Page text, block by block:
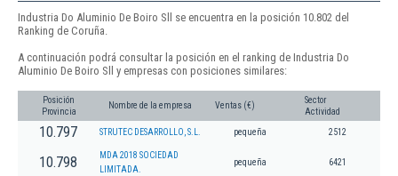
Industria Do Aluminio De Boiro Sll se encuentra en la posición 10.802 del
Ranking de Coruña.
A continuación podrá consultar la posición en el ranking de Industria Do
Aluminio De Boiro Sll y empresas con posiciones similares:
Posición
Provincia
Nombre de la empresa Ventas (€)
Sector
Actividad
10.797 STRUTEC DESARROLLO, S.L. pequeña 2512
10.798
MDA 2018 SOCIEDAD
LIMITADA.
pequeña 6421